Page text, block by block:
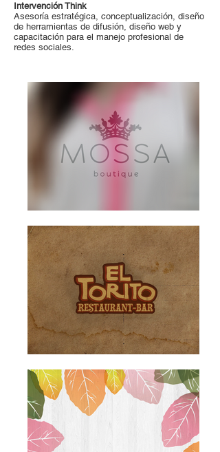
Intervención Think
Asesoría estratégica, conceptualización, diseño
de herramientas de difusión, diseño web y
capacitación para el manejo profesional de
redes sociales.